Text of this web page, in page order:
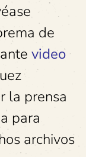
de
video
la prensa
para
archivos